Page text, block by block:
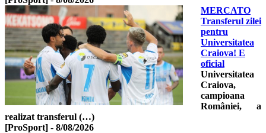
MERCATO
Transferul zilei
pentru
Universitatea
Craiova! E
oficial
Universitatea
Craiova,
campioana
României, a
realizat transferul (…)
[ProSport] - 8/08/2026